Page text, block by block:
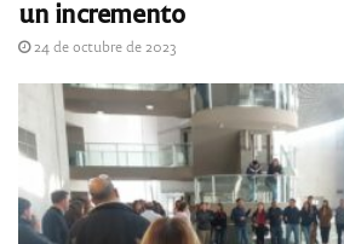
un incremento
24 de octubre de 2023